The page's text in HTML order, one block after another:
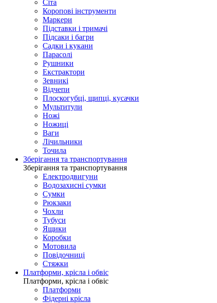
Сіта
Коропові інструменти
Маркери
Підставки і тримачі
Підсаки і багри
Садки і кукани
Парасолі
Рушники
Екстрактори
Зевникі
Відчепи
Плоскогубці, щипці, кусачки
Мультитули
Ножі
Ножиці
Ваги
Лічильники
Точила
Зберігання та транспортування
Зберігання та транспортування
Електродвигуни
Водозахисні сумки
Сумки
Рюкзаки
Чохли
Тубуси
Ящики
Коробки
Мотовила
Повідочниці
Стяжки
Платформи, крісла і обвіс
Платформи, крісла і обвіс
Платформи
Фідерні крісла